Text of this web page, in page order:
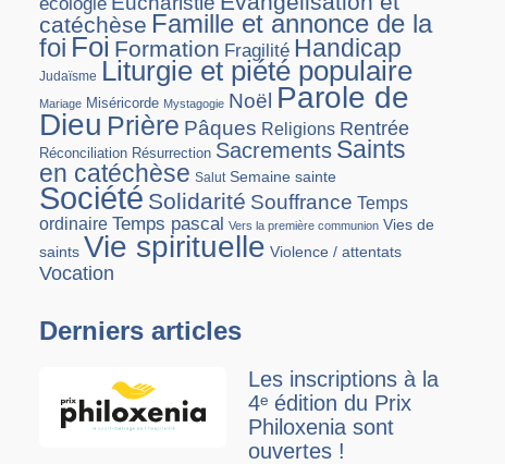
catéchèse Famille et annonce de la
foi Foi Formation Fragilité Handicap
Judaïsme Liturgie et piété populaire
Mariage Miséricorde Mystagogie Noël Parole de
Dieu Prière Pâques Religions Rentrée
Réconciliation Résurrection Sacrements Saints
en catéchèse Salut Semaine sainte
Société Solidarité Souffrance Temps
ordinaire Temps pascal Vers la première communion Vies de
saints Vie spirituelle Violence / attentats
Vocation
Derniers articles
Les inscriptions à la
4ᵉ édition du Prix
Philoxenia sont
ouvertes !